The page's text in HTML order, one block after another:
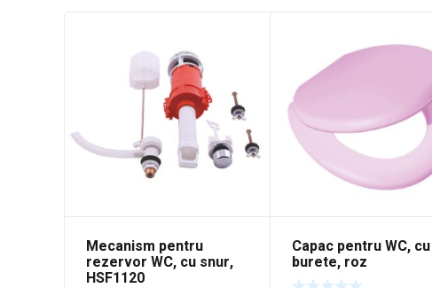
Mecanism pentru
rezervor WC, cu snur,
HSF1120
Capac pentru WC, cu
burete, roz